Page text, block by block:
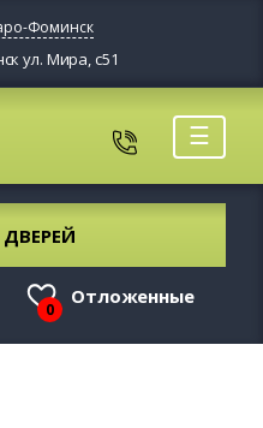
Фоминск
ул. Мира, с51
☰
0
Отложенные